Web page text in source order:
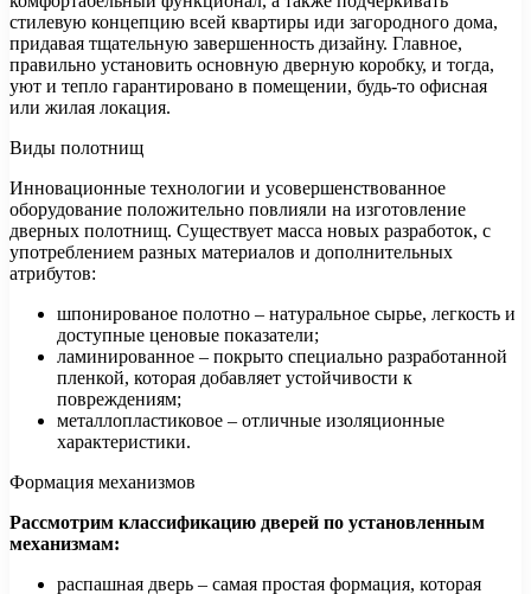
стилевую концепцию всей квартиры иди загородного дома,
придавая тщательную завершенность дизайну. Главное,
правильно установить основную дверную коробку, и тогда,
уют и тепло гарантировано в помещении, будь-то офисная
или жилая локация.
Виды полотнищ
Инновационные технологии и усовершенствованное
оборудование положительно повлияли на изготовление
дверных полотнищ. Существует масса новых разработок, с
употреблением разных материалов и дополнительных
атрибутов:
шпонированое полотно – натуральное сырье, легкость и
доступные ценовые показатели;
ламинированное – покрыто специально разработанной
пленкой, которая добавляет устойчивости к
повреждениям;
металлопластиковое – отличные изоляционные
характеристики.
Формация механизмов
Рассмотрим классификацию дверей по установленным
механизмам:
распашная дверь – самая простая формация, которая